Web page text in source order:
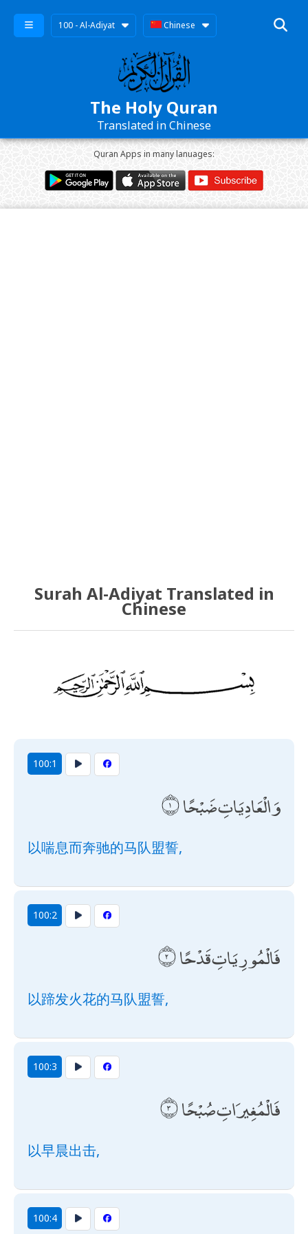
100 - Al-Adiyat Chinese
The Holy Quran
Translated in Chinese
Quran Apps in many lanuages:
Surah Al-Adiyat Translated in
Chinese
100:1
وَالْعَادِيَاتِ ضَبْحًا
以喘息而奔驰的马队盟誓,
100:2
فَالْمُورِيَاتِ قَدْحًا
以蹄发火花的马队盟誓,
100:3
فَالْمُغِيرَاتِ صُبْحًا
以早晨出击,
100:4